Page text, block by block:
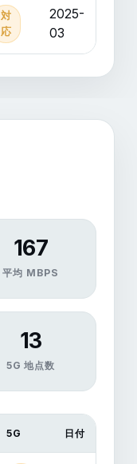
対
応
2025-
03
167
平均 MBPS
13
5G 地点数
5G 日付